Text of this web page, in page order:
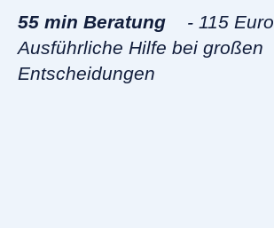
55 min Beratung
- 115 Euro
Ausführliche Hilfe bei großen
Entscheidungen